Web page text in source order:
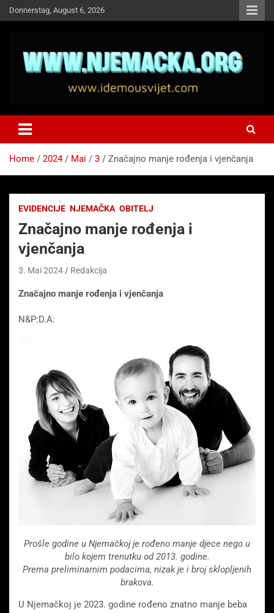
Skip
to
Donnerstag, August 6, 2026
Idemo u Svijet-Njemacka!
Home 2024 Mai 3 Značajno manje rođenja i vjenčanja
EVIDENCIJE NJEMAČKA OBITELJ
Značajno manje rođenja i
vjenčanja
3. Mai 2024 Redakcija
Značajno manje rođenja i vjenčanja
N&P:D.A:
Prošle godine u Njemačkoj je rođeno manje djece nego u
bilo kojem trenutku od 2013. godine.
Prema preliminarnim podacima, nizak je i broj sklopljenih
brakova.
U Njemačkoj je 2023. godine rođeno znatno manje beba